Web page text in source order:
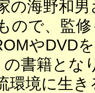
の海野和
ので、監
やDVD
書籍とな
環境に生き